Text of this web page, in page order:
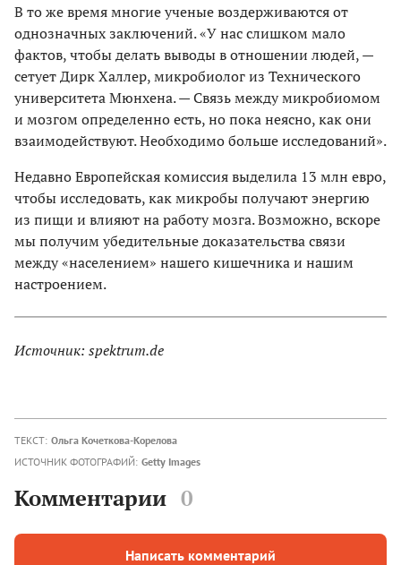
В то же время многие ученые воздерживаются от
однозначных заключений. «У нас слишком мало
фактов, чтобы делать выводы в отношении людей, —
сетует Дирк Халлер, микробиолог из Технического
университета Мюнхена. — Связь между микробиомом
и мозгом определенно есть, но пока неясно, как они
взаимодействуют. Необходимо больше исследований».
Недавно Европейская комиссия выделила 13 млн евро,
чтобы исследовать, как микробы получают энергию
из пищи и влияют на работу мозга. Возможно, вскоре
мы получим убедительные доказательства связи
между «населением» нашего кишечника и нашим
настроением.
Источник: spektrum.de
ТЕКСТ: Ольга Кочеткова-Корелова
ИСТОЧНИК ФОТОГРАФИЙ: Getty Images
Комментарии 0
Написать комментарий